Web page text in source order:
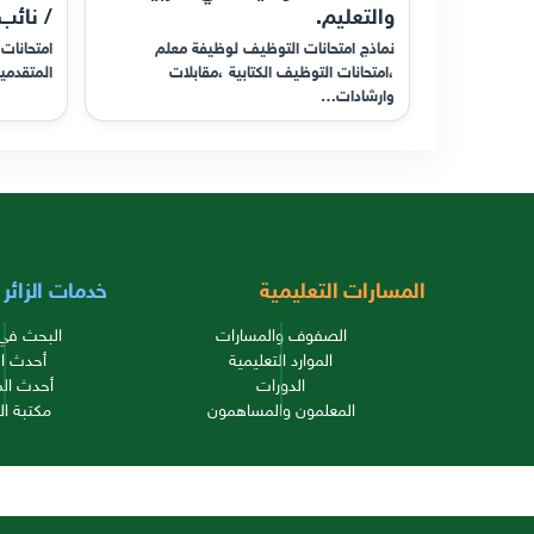
والتعليم.
نماذج امتحانات التوظيف لوظيفة معلم
،امتحانات التوظيف الكتابية ،مقابلات
وارشادات…
/
المسارات التعليمية
الصفوف والمسارات
الموارد التعليمية
الدورات
المعلمون والمساهمون
خدمات الزائر
البحث
أحدث
أحدث
مكتبة